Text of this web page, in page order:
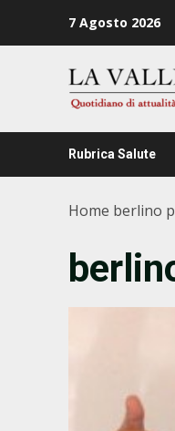
7 Agosto 2026
Rubrica Salute
Home berlino